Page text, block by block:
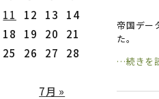
7月 »
11 12 13
14
18 19 20
21
25 26 27
28
帝国デー
た。
…続きを